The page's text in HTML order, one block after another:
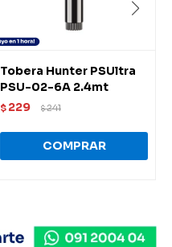
Tobera Hunter PSUltra
PSU-02-6A 2.4mt
$ 229 $241